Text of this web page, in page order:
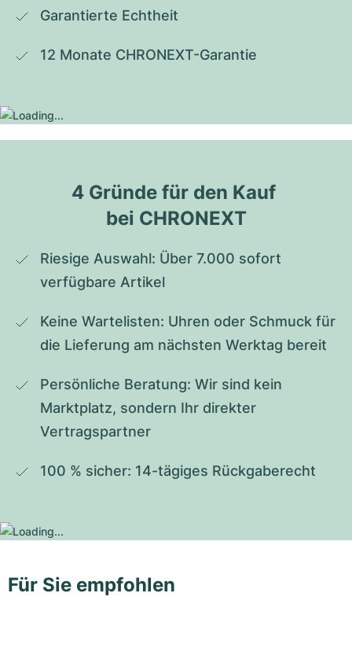
Garantierte Echtheit
12 Monate CHRONEXT-Garantie
4 Gründe für den Kauf
bei CHRONEXT
Riesige Auswahl: Über 7.000 sofort
verfügbare Artikel
Keine Wartelisten: Uhren oder Schmuck für
die Lieferung am nächsten Werktag bereit
Persönliche Beratung: Wir sind kein
Marktplatz, sondern Ihr direkter
Vertragspartner
100 % sicher: 14-tägiges Rückgaberecht
Für Sie empfohlen